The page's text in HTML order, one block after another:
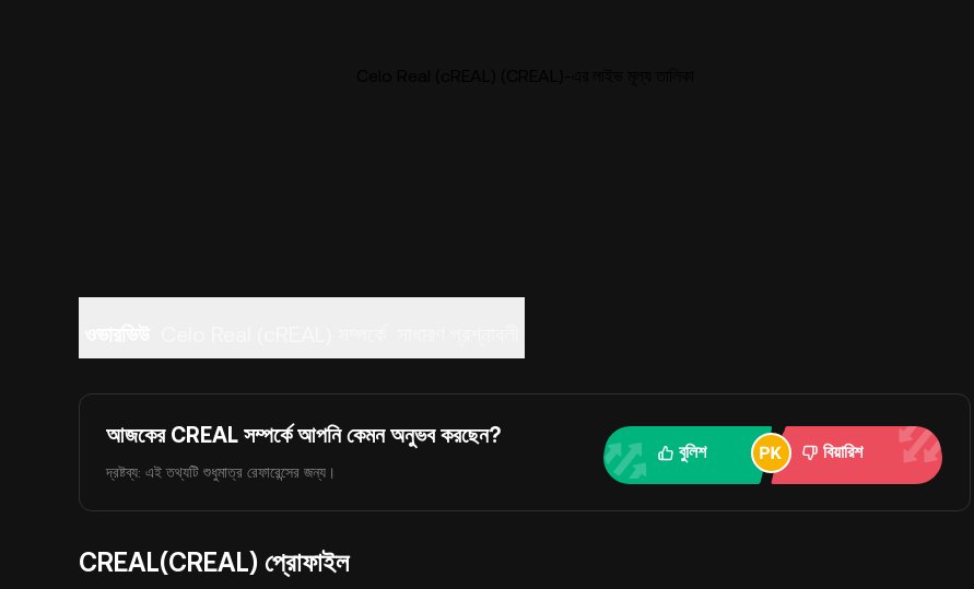
আজকের CREAL সম্পর্কে আপনি কেমন অনুভব করছেন?
দ্রষ্টব্য: এই তথ্যটি শুধুমাত্র রেফারেন্সের জন্য।
বুলিশ বিয়ারিশ
CREAL(CREAL) প্রোফাইল